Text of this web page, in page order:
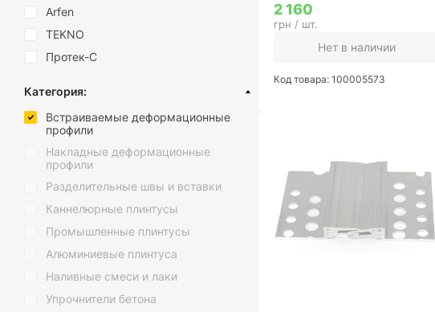
Arfen
TEKNO
Протек-С
Категория:
Встраиваемые деформационные
профили
Накладные деформационные
профили
Разделительные швы и вставки
Каннелюрные плинтусы
Промышленные плинтусы
Алюминиевые плинтуса
Наливные смеси и лаки
Упрочнители бетона
2 160
грн / шт.
Нет в наличии
Код товара: 100005573